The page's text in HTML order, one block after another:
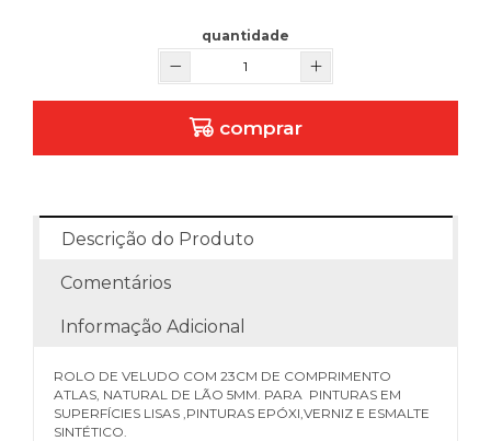
quantidade
comprar
Descrição do Produto
Comentários
Informação Adicional
ROLO DE VELUDO COM 23CM DE COMPRIMENTO
ATLAS, NATURAL DE LÃO 5MM. PARA PINTURAS EM
SUPERFÍCIES LISAS ,PINTURAS EPÓXI,VERNIZ E ESMALTE
SINTÉTICO.